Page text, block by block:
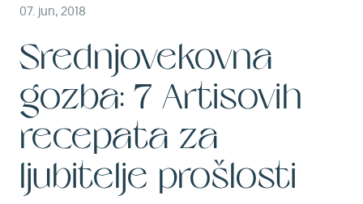
07. jun, 2018
Srednjovekovna
gozba: 7 Artisovih
recepata za
ljubitelje prošlosti